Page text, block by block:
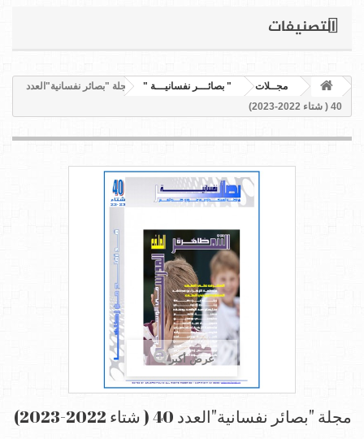
التصنيفات
مجــلات " بصائـــر نفسانيـــة "
مجلة "بصائر نفسانية"العدد
40 ( شتاء 2022-2023)
عرض أكبر
مجلة "بصائر نفسانية"العدد 40 ( شتاء 2022-2023)